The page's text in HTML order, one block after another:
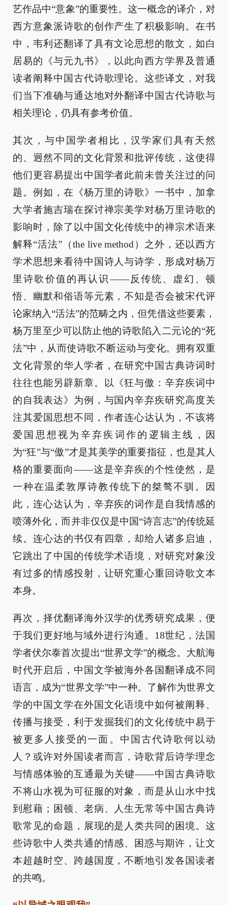
艺作品中“意象”的重要性。这一概念的译介，对
西方意象派诗歌的创作产生了积极影响。在书
中，韦利还翻译了具有文论思想的散文，如白
居易的《与元九书》，以此向西方学界及普通
读者阐释中国古代诗歌理论。这些译文，对我
们当下准确与通达地对外翻译中国古代诗歌与
相关理论，仍具有参考价值。
其次，与中国学者相比，汉学家们具有天然
的、迥然不同的文化背景和批评传统，这使得
他们更容易提出中国学者此前未曾关注过的问
题。例如，在《杨万里的诗歌》一书中，加拿
大学者施吉瑞在探讨禅宗美学对杨万里诗歌的
影响时，除了以中国文化传统中的禅宗术语来
解释“活法”（the live method）之外，还以西方
学术思想来看待中国诗人与诗学，形成对杨万
里诗歌价值的再认识——反传统、虚幻、顿
悟、幽默和俗语等元素，不知是否会被宋代评
论家纳入“活法”的范畴之内，但凭借这些要素，
杨万里至少可以防止他的诗歌陷入二元论的“死
法”中，从而使诗歌不断运动与变化。拥有双重
文化背景的华人学者，在研究中国古典诗词时
往往也能另辟新章。以《狂与傲：辛弃疾词中
的自我表达》为例，与国内辛弃疾研究高度关
注其爱国思想不同，作者连心达认为，不该将
爱国思想视为辛弃疾词作的逻辑主线，因
为“狂”与“傲”才是其美学的重要指征，也是其人
格的重要面向——这是辛弃疾的个性使然，是
一种在温柔敦厚诗教传统下的桀骜不驯。因
此，连心达认为，辛弃疾的词作是自我情感的
喷薄外化，而并非仅仅是中国“诗言志”的传统延
续。连心达的书仅有四章，却给人诸多启迪，
它跳出了中国的传统学术语境，对研究对象没
有过多的情感投射，让研究重心重回诗歌文本
本身。
再次，择优翻译海外汉学的优秀研究成果，便
于我们更好地与域外进行沟通。18世纪，法国
学者伏尔泰首次提出“世界文学”的概念。大航海
时代开启后，中国文学被海外各国翻译成不同
语言，成为“世界文学”中一种。了解作为世界文
学的中国文学在外国文化语境中如何被阐释、
传播与接受，利于发掘我们的文化传统中易于
被更多人接受的一面。中国古代诗歌何以动
人？或许对外国读者而言，诗歌背后诗学理念
与情感体验的互通最为关键——中国古典诗歌
不将山水视为可征服的对象，而是从山水中找
到慰藉；困顿、老病、人生无常等中国古典诗
歌常见的命题，展现的是人类共同的困境。这
些诗歌中人类共通的情感、困惑与期许，让文
本超越时空、跨越国度，不断地引发各国读者
的共鸣。